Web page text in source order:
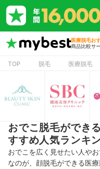
医療脱毛お
商品比較サ
TOP 脱毛 医療脱毛
おでこ脱毛ができ
すすめ人気ランキ
おでこを広く見せたい人や
なのが、顔脱毛ができる医